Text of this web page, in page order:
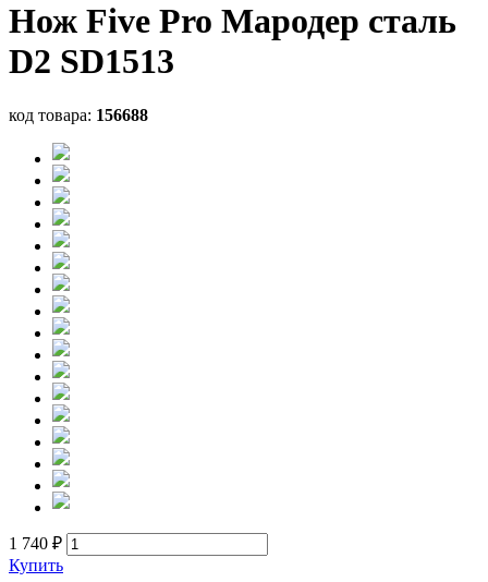
Нож Five Pro Мародер сталь
D2 SD1513
код товара: 156688
1 740 ₽
Купить